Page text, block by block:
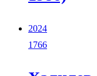
2024
1766